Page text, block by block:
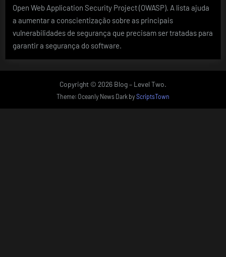
Open Web Application Security Project (OWASP). A lista ajuda
a aumentar a conscientização sobre as principais
vulnerabilidades de segurança que precisam ser tratadas para
garantir a segurança do software.
Copyright © 2026 Blog – Level Two.
Theme: Oceanly News Dark byScriptsTown